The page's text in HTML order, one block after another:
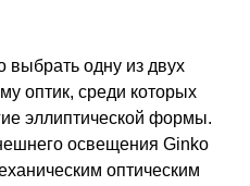
выбрать одну из двух
оптик, среди которых
эллиптической формы.
освещения Ginko
оптическим